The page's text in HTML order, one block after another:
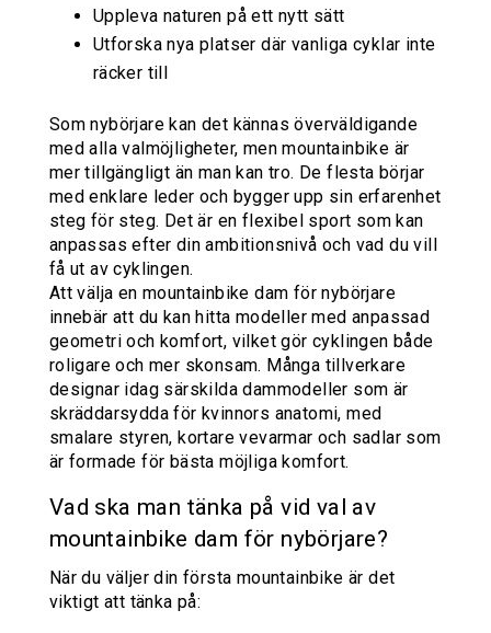
Uppleva naturen på ett nytt sätt
Utforska nya platser där vanliga cyklar inte
räcker till
Som nybörjare kan det kännas överväldigande
med alla valmöjligheter, men mountainbike är
mer tillgängligt än man kan tro. De flesta börjar
med enklare leder och bygger upp sin erfarenhet
steg för steg. Det är en flexibel sport som kan
anpassas efter din ambitionsnivå och vad du vill
få ut av cyklingen.
Att välja en mountainbike dam för nybörjare
innebär att du kan hitta modeller med anpassad
geometri och komfort, vilket gör cyklingen både
roligare och mer skonsam. Många tillverkare
designar idag särskilda dammodeller som är
skräddarsydda för kvinnors anatomi, med
smalare styren, kortare vevarmar och sadlar som
är formade för bästa möjliga komfort.
Vad ska man tänka på vid val av
mountainbike dam för nybörjare?
När du väljer din första mountainbike är det
viktigt att tänka på: